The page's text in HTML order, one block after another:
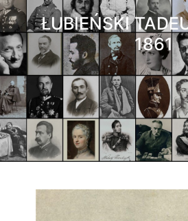
ŁUBIEŃSKI
1861